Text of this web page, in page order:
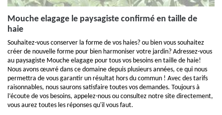
Mouche elagage le paysagiste confirmé en taille de
haie
Souhaitez-vous conserver la forme de vos haies? ou bien vous souhaitez
créer de nouvelle forme pour bien harmoniser votre jardin? Adressez-vous
au paysagiste Mouche elagage pour tous vos besoins en taille de haie!
Nous avons œuvré dans ce domaine depuis plusieurs années, ce qui nous
permettra de vous garantir un résultat hors du commun ! Avec des tarifs
raisonnables, nous saurons satisfaire toutes vos demandes. Toujours à
l’écoute de vos besoins, appelez-nous ou consultez notre site directement,
vous aurez toutes les réponses qu'il vous faut.